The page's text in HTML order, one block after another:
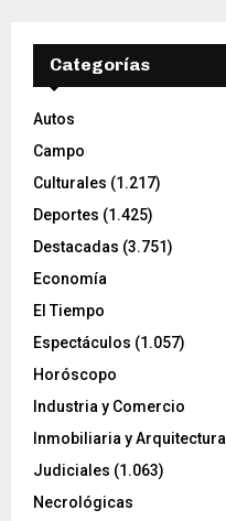
Categorías
Autos
Campo
Culturales (1.217)
Deportes (1.425)
Destacadas (3.751)
Economía
El Tiempo
Espectáculos (1.057)
Horóscopo
Industria y Comercio
Inmobiliaria y Arquitectura
Judiciales (1.063)
Necrológicas